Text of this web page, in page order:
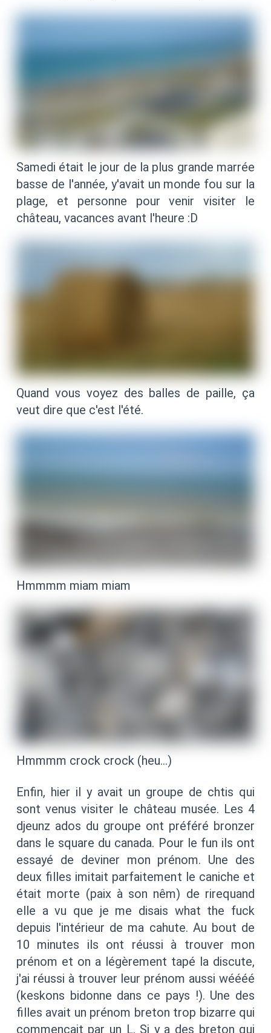
Samedi était le jour de la plus grande marrée
basse de l'année, y'avait un monde fou sur la
plage, et personne pour venir visiter le
château, vacances avant l'heure :D
Quand vous voyez des balles de paille, ça
veut dire que c'est l'été.
Hmmmm miam miam
Hmmmm crock crock (heu…)
Enfin, hier il y avait un groupe de chtis qui
sont venus visiter le château musée. Les 4
djeunz ados du groupe ont préféré bronzer
dans le square du canada. Pour le fun ils ont
essayé de deviner mon prénom. Une des
deux filles imitait parfaitement le caniche et
était morte (paix à son nêm) de rirequand
elle a vu que je me disais what the fuck
depuis l'intérieur de ma cahute. Au bout de
10 minutes ils ont réussi à trouver mon
prénom et on a légèrement tapé la discute,
j'ai réussi à trouver leur prénom aussi wéééé
(keskons bidonne dans ce pays !). Une des
filles avait un prénom breton trop bizarre qui
commençait par un L. Si y a des breton qui